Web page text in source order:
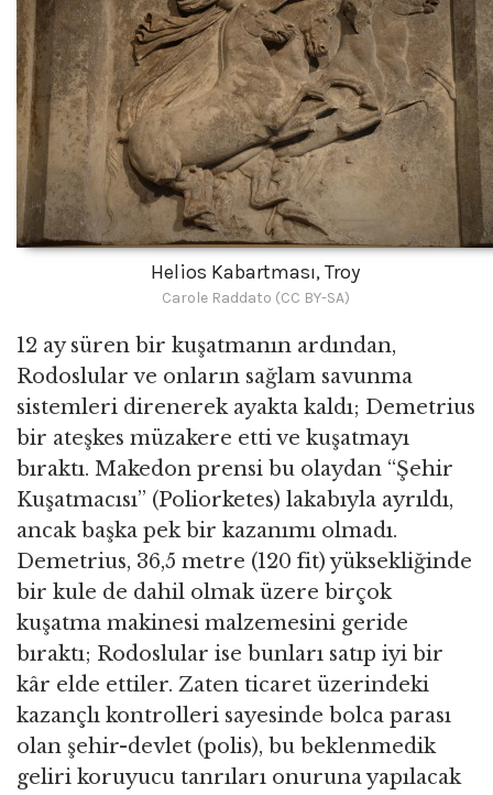
Helios Kabartması, Troy
Carole Raddato (CC BY-SA)
12 ay süren bir kuşatmanın ardından,
Rodoslular ve onların sağlam savunma
sistemleri direnerek ayakta kaldı; Demetrius
bir ateşkes müzakere etti ve kuşatmayı
bıraktı. Makedon prensi bu olaydan “Şehir
Kuşatmacısı” (Poliorketes) lakabıyla ayrıldı,
ancak başka pek bir kazanımı olmadı.
Demetrius, 36,5 metre (120 fit) yüksekliğinde
bir kule de dahil olmak üzere birçok
kuşatma makinesi malzemesini geride
bıraktı; Rodoslular ise bunları satıp iyi bir
kâr elde ettiler. Zaten ticaret üzerindeki
kazançlı kontrolleri sayesinde bolca parası
olan şehir-devlet (polis), bu beklenmedik
geliri koruyucu tanrıları onuruna yapılacak